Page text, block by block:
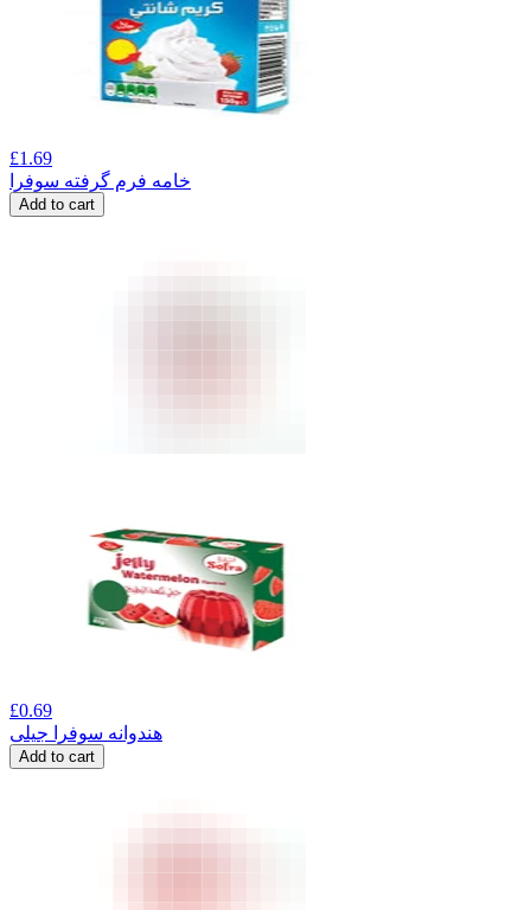
£1.69
خامه فرم گرفته سوفرا
Add to cart
£0.69
هندوانه سوفرا جیلی
Add to cart